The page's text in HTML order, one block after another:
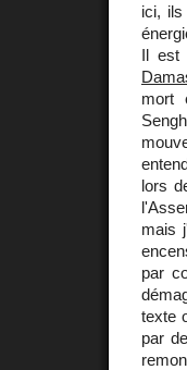
ici, ils
Il est
mort
lors
mais
par
texte
par